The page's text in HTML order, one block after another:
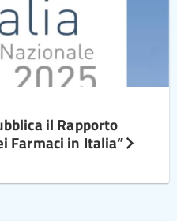
il Rapporto
Farmaci in Italia”